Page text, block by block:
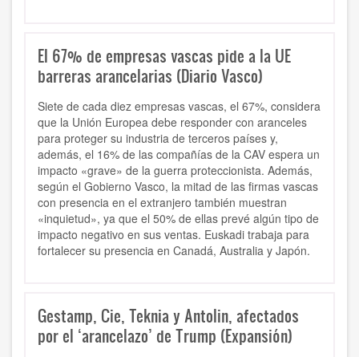
El 67% de empresas vascas pide a la UE
barreras arancelarias (Diario Vasco)
Siete de cada diez empresas vascas, el 67%, considera
que la Unión Europea debe responder con aranceles
para proteger su industria de terceros países y,
además, el 16% de las compañías de la CAV espera un
impacto «grave» de la guerra proteccionista. Además,
según el Gobierno Vasco, la mitad de las firmas vascas
con presencia en el extranjero también muestran
«inquietud», ya que el 50% de ellas prevé algún tipo de
impacto negativo en sus ventas. Euskadi trabaja para
fortalecer su presencia en Canadá, Australia y Japón.
Gestamp, Cie, Teknia y Antolin, afectados
por el ‘arancelazo’ de Trump (Expansión)